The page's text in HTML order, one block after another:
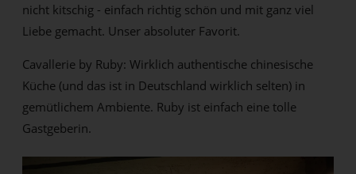
nicht kitschig - einfach richtig schön und mit ganz viel
Liebe gemacht. Unser absoluter Favorit.
Cavallerie by Ruby: Wirklich authentische chinesische
Küche (und das ist in Deutschland wirklich selten) in
gemütlichem Ambiente. Ruby ist einfach eine tolle
Gastgeberin.